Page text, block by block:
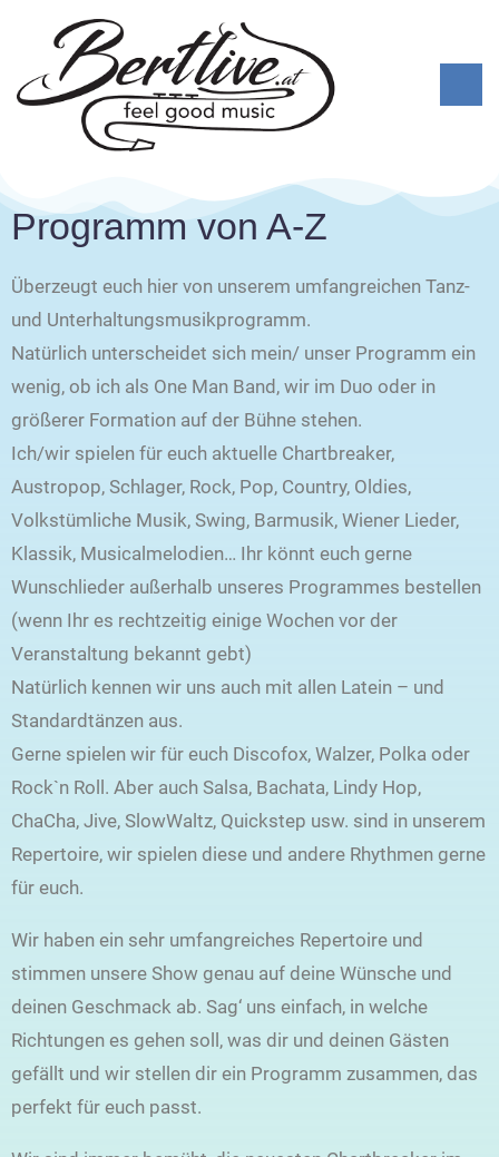
Programm von A-Z
Überzeugt euch hier von unserem umfangreichen Tanz-
und Unterhaltungsmusikprogramm.
Natürlich unterscheidet sich mein/ unser Programm ein
wenig, ob ich als One Man Band, wir im Duo oder in
größerer Formation auf der Bühne stehen.
Ich/wir spielen für euch aktuelle Chartbreaker,
Austropop, Schlager, Rock, Pop, Country, Oldies,
Volkstümliche Musik, Swing, Barmusik, Wiener Lieder,
Klassik, Musicalmelodien… Ihr könnt euch gerne
Wunschlieder außerhalb unseres Programmes bestellen
(wenn Ihr es rechtzeitig einige Wochen vor der
Veranstaltung bekannt gebt)
Natürlich kennen wir uns auch mit allen Latein – und
Standardtänzen aus.
Gerne spielen wir für euch Discofox, Walzer, Polka oder
Rock`n Roll. Aber auch Salsa, Bachata, Lindy Hop,
ChaCha, Jive, SlowWaltz, Quickstep usw. sind in unserem
Repertoire, wir spielen diese und andere Rhythmen gerne
für euch.
Wir haben ein sehr umfangreiches Repertoire und
stimmen unsere Show genau auf deine Wünsche und
deinen Geschmack ab. Sag‘ uns einfach, in welche
Richtungen es gehen soll, was dir und deinen Gästen
gefällt und wir stellen dir ein Programm zusammen, das
perfekt für euch passt.